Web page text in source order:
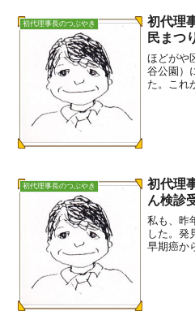
初代理事長のつぶやき
初代理
民まつ
ほどがや
谷公園）
た。これ
初代理事長のつぶやき
初代理
ん検診
私も、昨
した。発
早期癌か